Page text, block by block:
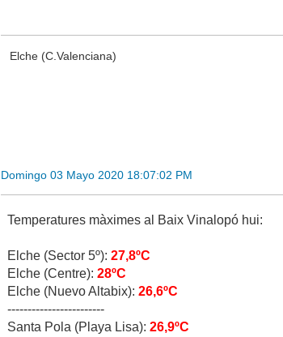
Elche (C.Valenciana)
Domingo 03 Mayo 2020 18:07:02 PM
Temperatures màximes al Baix Vinalopó hui:
Elche (Sector 5º):27,8ºC
Elche (Centre):28ºC
Elche (Nuevo Altabix):26,6ºC
------------------------
Santa Pola (Playa Lisa):26,9ºC